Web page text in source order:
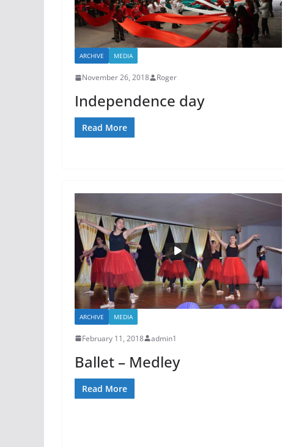
ARCHIVE MEDIA
November 26, 2018 Roger
Independence day
Read More
ARCHIVE MEDIA
February 11, 2018 admin1
Ballet – Medley
Read More